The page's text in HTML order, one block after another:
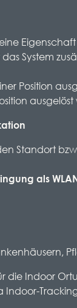
System
Position
Standort
als
die Indoor